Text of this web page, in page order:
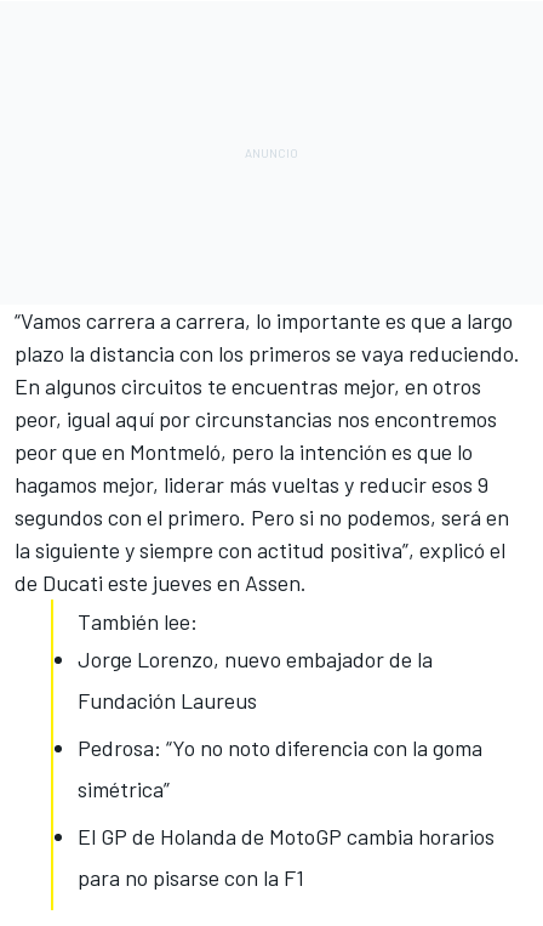
“Vamos carrera a carrera, lo importante es que a largo
plazo la distancia con los primeros se vaya reduciendo.
En algunos circuitos te encuentras mejor, en otros
peor, igual aquí por circunstancias nos encontremos
peor que en Montmeló, pero la intención es que lo
hagamos mejor, liderar más vueltas y reducir esos 9
segundos con el primero. Pero si no podemos, será en
la siguiente ysiempre con actitud positiva”, explicó el
de Ducati este jueves en Assen.
También lee:
Jorge Lorenzo, nuevo embajador de la
Fundación Laureus
Pedrosa: “Yo no noto diferencia con la goma
simétrica”
El GP de Holanda de MotoGP cambia horarios
para no pisarse con la F1